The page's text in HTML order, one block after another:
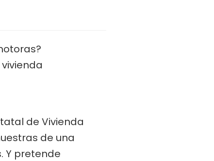
de Vivienda
de una
Y pretende